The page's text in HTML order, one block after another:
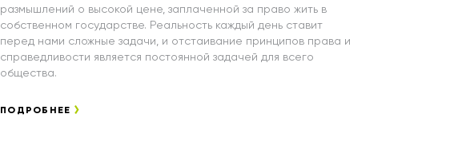
размышлений о высокой цене, заплаченной за право жить в
собственном государстве. Реальность каждый день ставит
перед нами сложные задачи, и отстаивание принципов права и
справедливости является постоянной задачей для всего
общества.
ПОДРОБНЕЕ